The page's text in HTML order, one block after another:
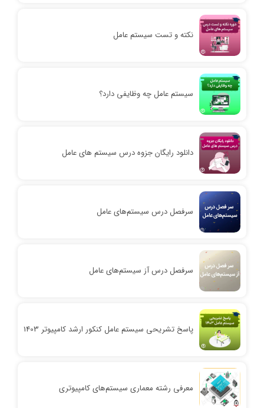
نکته و تست سیستم عامل
سیستم عامل چه وظایفی دارد؟
دانلود رایگان جزوه درس سیستم های عامل
سرفصل درس سیستم‌های عامل
سرفصل درس آز سیستم‌های عامل
پاسخ تشریحی سیستم‌ عامل کنکور ارشد کامپیوتر 1403
معرفی رشته معماری سیستم‌های کامپیوتری